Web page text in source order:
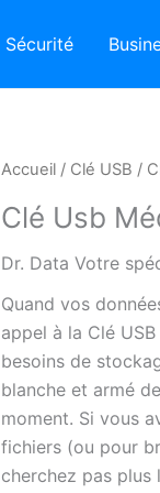
Sécurité
Accueil / Clé USB /
Clé Usb
Dr. Data Votre
Quand vos
appel à la Clé
besoins de
blanche et armé
moment. Si vous
fichiers (ou pour
cherchez pas plus